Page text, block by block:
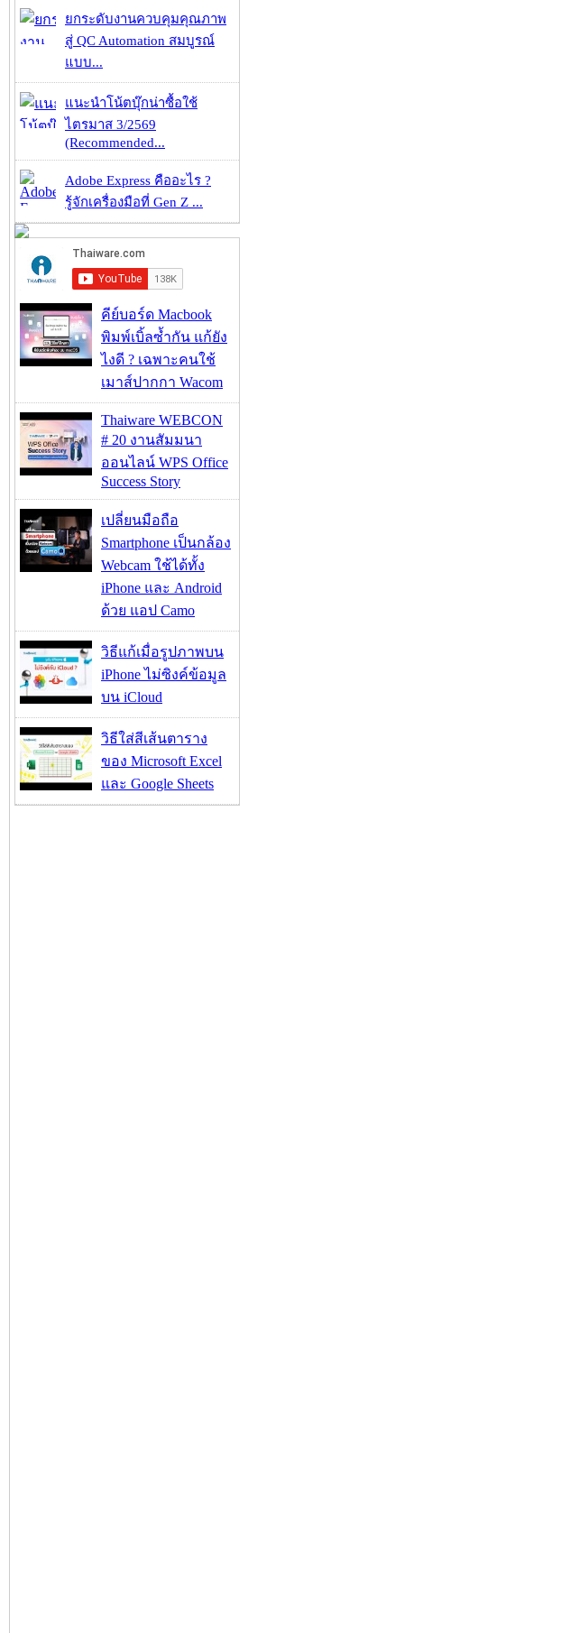
ยกระดับงานควบคุมคุณภาพ
สู่ QC Automation สมบูรณ์
แบบ...
แนะนำโน้ตบุ๊กน่าซื้อใช้
ไตรมาส 3/2569
(Recommended...
Adobe Express คืออะไร ?
รู้จักเครื่องมือที่ Gen Z ...
คีย์บอร์ด Macbook
พิมพ์เบิ้ลซ้ำกัน แก้ยัง
ไงดี ? เฉพาะคนใช้
เมาส์ปากกา Wacom
Thaiware WEBCON
# 20 งานสัมมนา
ออนไลน์ WPS Office
Success Story
เปลี่ยนมือถือ
Smartphone เป็นกล้อง
Webcam ใช้ได้ทั้ง
iPhone และ Android
ด้วย แอป Camo
วิธีแก้เมื่อรูปภาพบน
iPhone ไม่ซิงค์ข้อมูล
บน iCloud
วิธีใส่สีเส้นตาราง
ของ Microsoft Excel
และ Google Sheets